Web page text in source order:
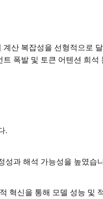
복잡성을 선형적으로
폭발 및 토큰 어텐션 희석
.
성과 해석 가능성을 높였습
혁신을 통해 모델 성능 및